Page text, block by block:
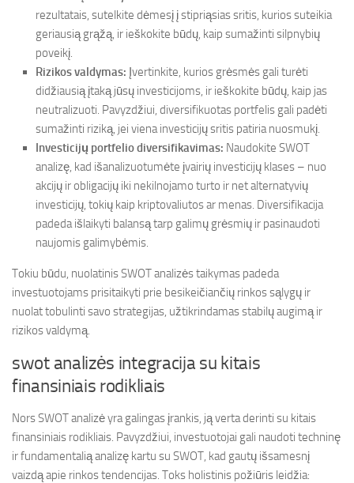
rezultatais, sutelkite dėmesį į stipriąsias sritis, kurios suteikia
geriausią grąžą, ir ieškokite būdų, kaip sumažinti silpnybių
poveikį.
Rizikos valdymas: Įvertinkite, kurios grėsmės gali turėti
didžiausią įtaką jūsų investicijoms, ir ieškokite būdų, kaip jas
neutralizuoti. Pavyzdžiui, diversifikuotas portfelis gali padėti
sumažinti riziką, jei viena investicijų sritis patiria nuosmukį.
Investicijų portfelio diversifikavimas: Naudokite SWOT
analizę, kad išanalizuotumėte įvairių investicijų klases – nuo
akcijų ir obligacijų iki nekilnojamo turto ir net alternatyvių
investicijų, tokių kaip kriptovaliutos ar menas. Diversifikacija
padeda išlaikyti balansą tarp galimų grėsmių ir pasinaudoti
naujomis galimybėmis.
Tokiu būdu, nuolatinis SWOT analizės taikymas padeda
investuotojams prisitaikyti prie besikeičiančių rinkos sąlygų ir
nuolat tobulinti savo strategijas, užtikrindamas stabilų augimą ir
rizikos valdymą.
swot analizės integracija su kitais
finansiniais rodikliais
Nors SWOT analizė yra galingas įrankis, ją verta derinti su kitais
finansiniais rodikliais. Pavyzdžiui, investuotojai gali naudoti techninę
ir fundamentalią analizę kartu su SWOT, kad gautų išsamesnį
vaizdą apie rinkos tendencijas. Toks holistinis požiūris leidžia: